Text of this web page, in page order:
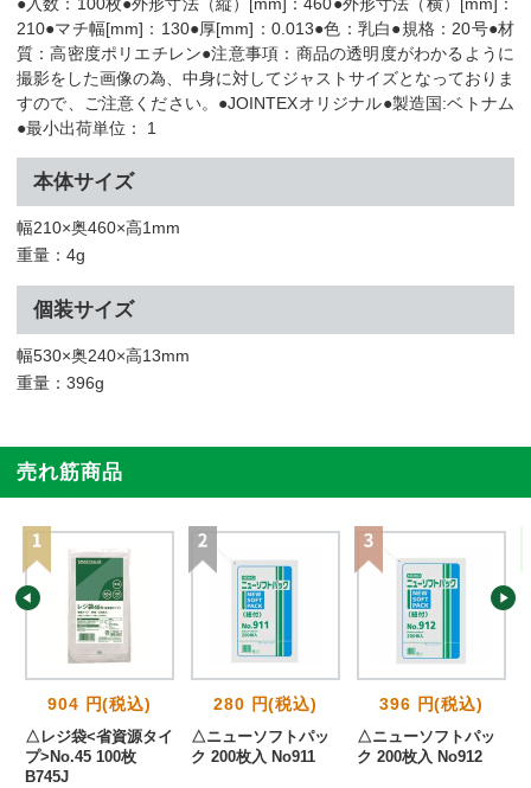
210●マチ幅[mm]：130●厚[mm]：0.013●色：乳白●規格：20号●材
質：高密度ポリエチレン●注意事項：商品の透明度がわかるように
撮影をした画像の為、中身に対してジャストサイズとなっておりま
すので、ご注意ください。●JOINTEXオリジナル●製造国:ベトナム
●最小出荷単位： 1
本体サイズ
幅210×奥460×高1mm
重量：4g
個装サイズ
幅530×奥240×高13mm
重量：396g
売れ筋商品
904 円(税込)
△レジ袋<省資源タイ
プ>No.45 100枚
B745J
280 円(税込)
△ニューソフトパッ
ク 200枚入 No911
396 円(税込)
△ニューソフトパッ
ク 200枚入 No912